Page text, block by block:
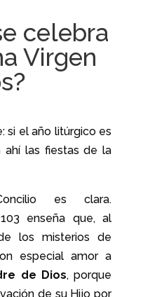
celebra
Virgen
si el año litúrgico es
ahí las fiestas de la
es clara.
103 enseña que, al
los misterios de
especial amor a
de Dios, porque
de su Hijo por